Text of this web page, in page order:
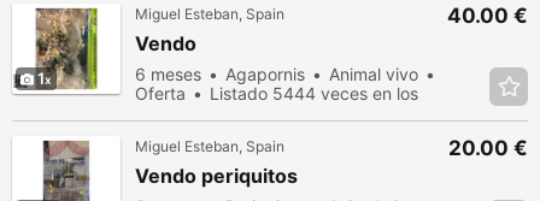
1
Miguel Esteban, Spain
Vendo
6 meses Agapornis
Animal vivo
Oferta
Listado 5444 veces en los
40.00 €
Miguel Esteban, Spain
Vendo periquitos
20.00 €